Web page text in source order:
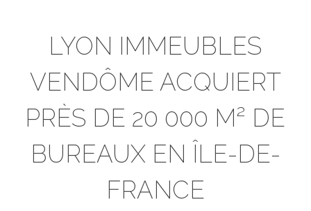
LYON IMMEUBLES
VENDÔME ACQUIERT
PRÈS DE 20 000 M² DE
BUREAUX EN ÎLE-DE-
FRANCE